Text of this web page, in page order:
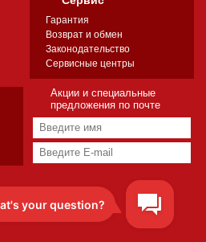
Гарантия
Возврат и обмен
Законодательство
Сервисные центры
Акции и специальные
предложения по почте